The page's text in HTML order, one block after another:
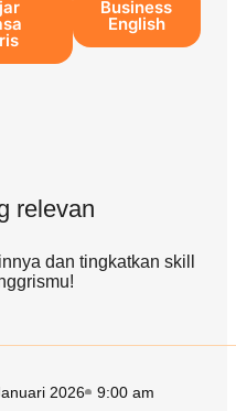
Business
English
relevan
dan tingkatkan skill
2026 9:00 am